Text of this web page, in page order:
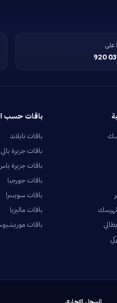
على
920
باقات حسب
باقات تايلاند
باقات جزيرة بالي
باقات جزيرة
باقات جورجيا
باقات سويسرا
باقات ماليزيا
باقات